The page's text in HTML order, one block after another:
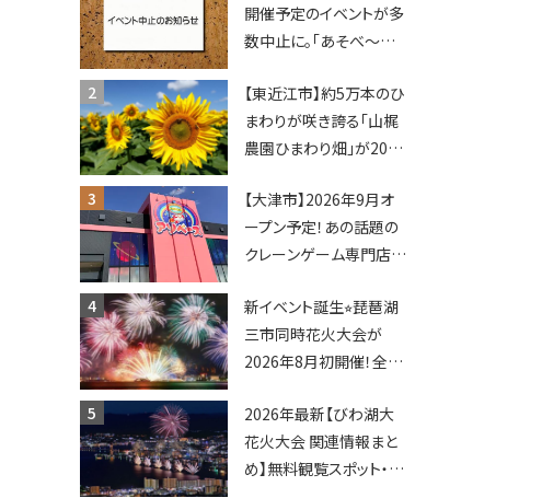
開催予定のイベントが多
数中止に。「あそべ〜る
ショーなど
【東近江市】約5万本のひ
まわりが咲き誇る「山梶
農園ひまわり畑」が2026
ポットやキッチンカーも
登場！何度も入園できる
フリーパスも販売★
【大津市】2026年9月オ
ープン予定！あの話題の
クレーンゲーム専門店
ってくる！豊郷店に続く滋
賀2店舗目★
新イベント誕生⭐︎琵琶湖
三市同時花火大会が
2026年8月初開催！全席
マーケットも登場♪
2026年最新【びわ湖大
花火大会 関連情報まと
め】無料観覧スポット・同